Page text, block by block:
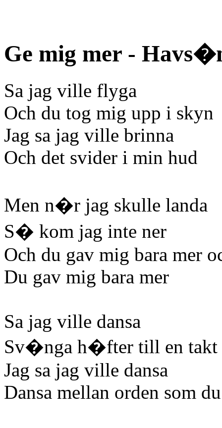
Ge mig mer -
Sa jag ville flyga
Och du tog mig upp i skyn
Jag sa jag ville brinna
Och det svider i min hud
Men n�r jag skulle landa
S� kom jag inte ner
Och du gav mig bara mer
Du gav mig bara mer
Sa jag ville dansa
Sv�nga h�fter till en takt
Jag sa jag ville dansa
Dansa mellan orden som